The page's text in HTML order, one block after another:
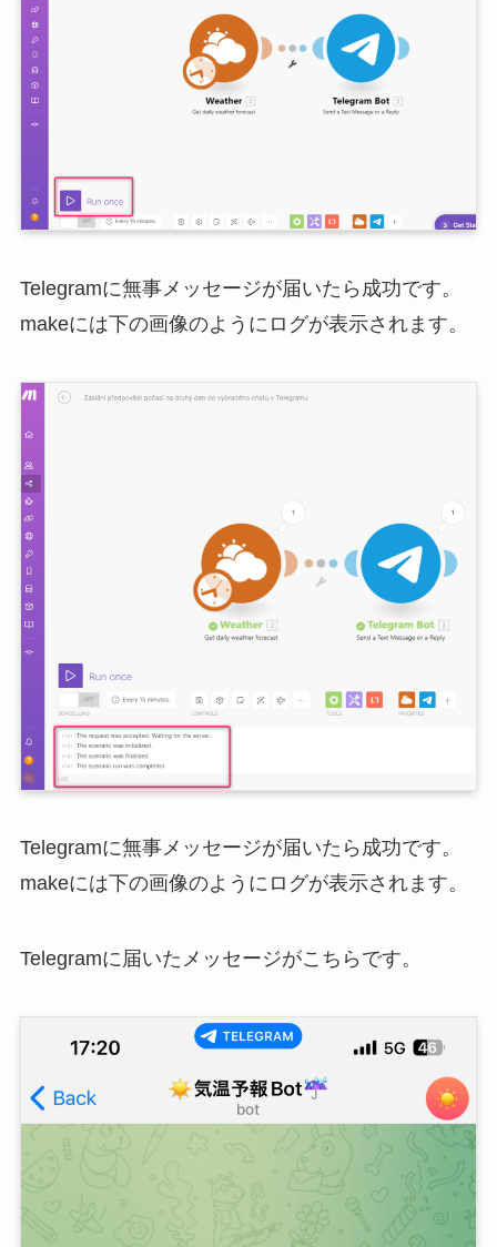
Telegramに無事メッセージが届いたら成功です。
makeには下の画像のようにログが表示されます。
Telegramに無事メッセージが届いたら成功です。
makeには下の画像のようにログが表示されます。
Telegramに届いたメッセージがこちらです。